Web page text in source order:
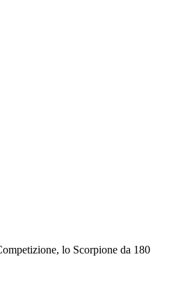
lo Scorpione da 180